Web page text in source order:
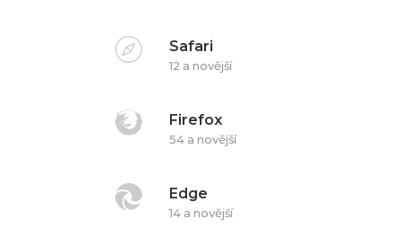
Safari
12 a novější
Firefox
54 a novější
Edge
14 a novější